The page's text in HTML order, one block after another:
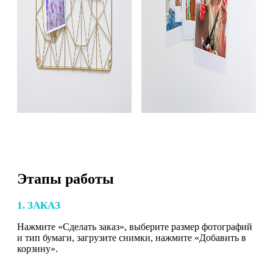
Этапы работы
1. ЗАКАЗ
Нажмите «Сделать заказ», выберите размер фотографий
и тип бумаги, загрузите снимки, нажмите «Добавить в
корзину».